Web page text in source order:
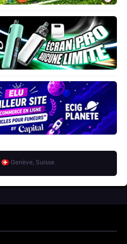
Genève, Suisse